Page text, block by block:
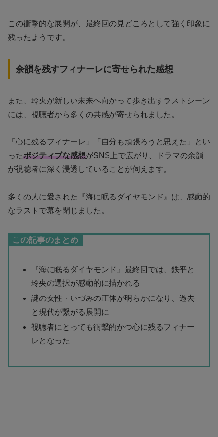
この衝撃的な展開が、最終回の見どころとして強く印象に
残ったようです。
余韻を残すフィナーレに寄せられた感想
また、玲央が新しい未来へ向かって歩き出すラストシーン
には、視聴者から多くの共感が寄せられました。
「心に残るフィナーレ」「自分も頑張ろうと思えた」とい
ったポジティブな感想がSNS上で広がり、ドラマの余韻
が視聴者に深く浸透していることが伺えます。
多くの人に愛された『海に眠るダイヤモンド』は、感動的
なラストで幕を閉じました。
この記事のまとめ
『海に眠るダイヤモンド』最終回では、鉄平と
玲央の選択が感動的に描かれる
謎の女性・いづみの正体が明らかになり、過去
と現代が繋がる展開に
視聴者にとっても衝撃的かつ心に残るフィナー
レとなった